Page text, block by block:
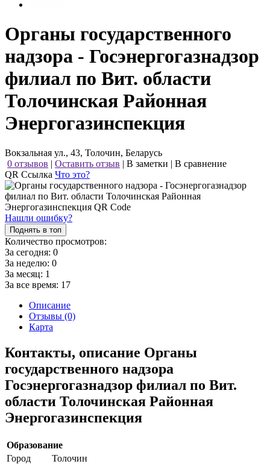
Органы государственного
надзора - Госэнергогазнадзор
филиал по Вит. области
Толочинская Районная
Энергогазинспекция
Вокзальная ул., 43, Толочин, Беларусь
0 отзывов | Оставить отзыв | В заметки | В сравнение
QR Ссылка Что это?
Нашли ошибку?
Поднять в топ
Количество просмотров:
За сегодня: 0
За неделю: 0
За месяц: 1
За все время: 17
Описание
Отзывы (0)
Карта
Контакты, описание Органы
государственного надзора
Госэнергогазнадзор филиал по Вит.
области Толочинская Районная
Энергогазинспекция
Образование
Город
Толочин